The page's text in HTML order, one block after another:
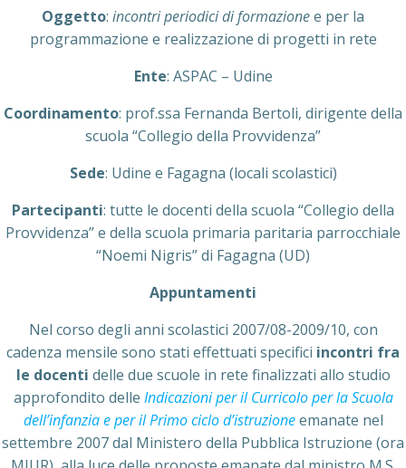
Oggetto: incontri periodici di formazionee per la
programmazione e realizzazione di progetti in rete
Ente: ASPAC – Udine
Coordinamento: prof.ssa Fernanda Bertoli, dirigente della
scuola “Collegio della Provvidenza”
Sede: Udine e Fagagna (locali scolastici)
Partecipanti: tutte le docenti della scuola “Collegio della
Provvidenza” e della scuola primaria paritaria parrocchiale
“Noemi Nigris” di Fagagna (UD)
Appuntamenti
Nel corso degli anni scolastici 2007/08-2009/10, con
cadenza mensile sono stati effettuati specifici incontri fra
le docenti delle due scuole in rete finalizzati allo studio
approfondito delle Indicazioni per il Curricolo per la Scuola
dell’infanzia e per il Primo ciclo d’istruzioneemanate nel
settembre 2007 dal Ministero della Pubblica Istruzione (ora